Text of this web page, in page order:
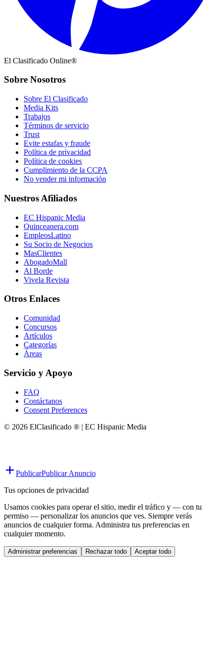
El Clasificado Online®
Sobre Nosotros
Sobre El Clasificado
Media Kits
Trabajos
Términos de servicio
Trust
Evite estafas y fraude
Política de privacidad
Política de cookies
Cumplimiento de la CCPA
No vender mi información
Nuestros Afiliados
EC Hispanic Media
Quinceanera.com
EmpleosLatino
Su Socio de Negocios
MasClientes
AbogadoMall
Al Borde
Vivela Revista
Otros Enlaces
Comunidad
Concursos
Artículos
Categorías
Áreas
Servicio y Apoyo
FAQ
Contáctanos
Consent Preferences
© 2026 ElClasificado ® | EC Hispanic Media
PublicarPublicar Anuncio
Tus opciones de privacidad
Usamos cookies para operar el sitio, medir el tráfico y — con tu
permiso — personalizar los anuncios que ves. Siempre verás
anuncios de cualquier forma. Administra tus preferencias en
cualquier momento.
Administrar preferencias Rechazar todo Aceptar todo